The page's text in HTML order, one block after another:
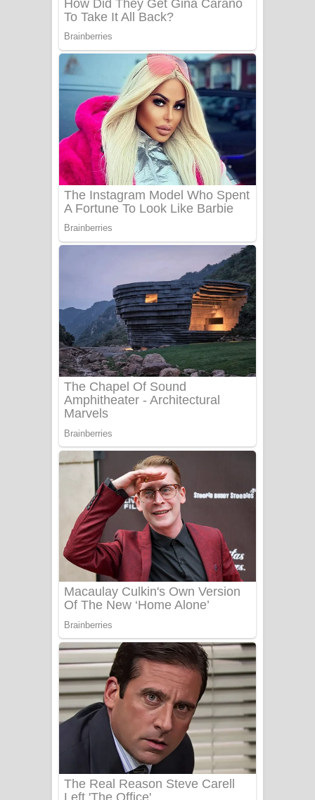
Numba Dun Aadare Song Lyrics - නුඹ
දුන් ආදරේ ගීතයේ පද පෙළ
Liyamuda Dan Anagathe Song Lyrics
- ලියමුද දැන් අනාගතේ ගීතයේ පද පෙළ
Doni Song Lyrics - දෝණි ගීතයේ පද
පෙළ
Benthara Palame Song Lyrics -
බෙන්තර පාලමේ ගීතයේ පද පෙළ
Sanda Babalena Song Lyrics - සඳ
බැබලෙන ගීතයේ පද පෙළ
Adare Wadi Nisa Song Lyrics - ආදරේ
වැඩි නිසා ගීතයේ පද පෙළ
UNUHUMA Song Lyrics - උණුහුම
ගීතයේ පද පෙළ
Katakara Song Lyrics - කටකාර ගීතයේ
පද පෙළ
Tharu Yaye Dilena Song Lyrics - තරු
යායේ දිලෙනා ගීතයේ පද පෙළ
Ow Man Sosa Song Lyrics - ඔව් මං
සෝසා ගීතයේ පද පෙළ
Heavy Weight Song Lyrics
Aye Lanweela Song Lyrics - ආයේ
ලංවීලා ගීතයේ පද පෙළ
Ala purannata Song Lyrics - ආල
පුරන්නට ගීතයේ පද පෙළ
FEVER DREAM Lyrics - Alex Warren
BTS : Hooligan Lyrics